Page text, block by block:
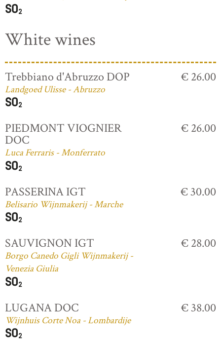
White wines
Trebbiano d'Abruzzo DOP
Landgoed Ulisse - Abruzzo
€ 26.00
PIEDMONT VIOGNIER
DOC
Luca Ferraris - Monferrato
€ 26.00
PASSERINA IGT
Belisario Wijnmakerij - Marche
€ 30.00
SAUVIGNON IGT
Borgo Canedo Gigli Wijnmakerij -
Venezia Giulia
€ 28.00
LUGANA DOC
Wijnhuis Corte Noa - Lombardije
€ 38.00